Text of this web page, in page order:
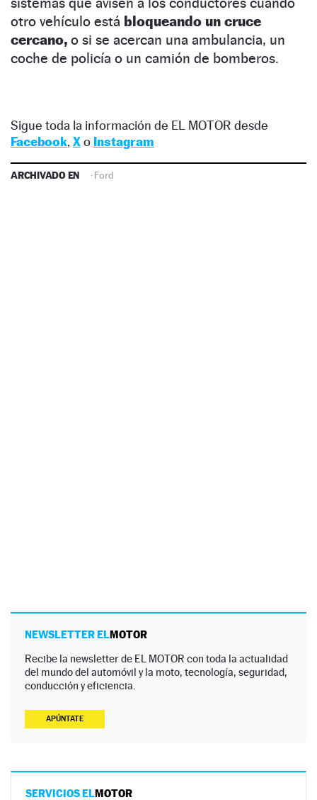
otro vehículo está bloqueando un cruce
cercano, o si se acercan una ambulancia, un
coche de policía o un camión de bomberos.
Sigue toda la información de EL MOTOR desde
Facebook, Xo Instagram
ARCHIVADO EN ·Ford
NEWSLETTER ELMOTOR
Recibe la newsletter de EL MOTOR con toda la actualidad
del mundo del automóvil y la moto, tecnología, seguridad,
conducción y eficiencia.
APÚNTATE
SERVICIOS ELMOTOR